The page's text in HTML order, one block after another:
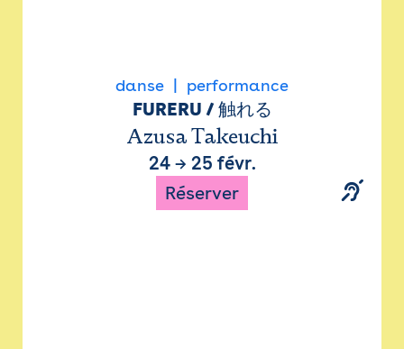
danse performance
FURERU / 触れる
Azusa Takeuchi
24→ 25 févr.
Réserver